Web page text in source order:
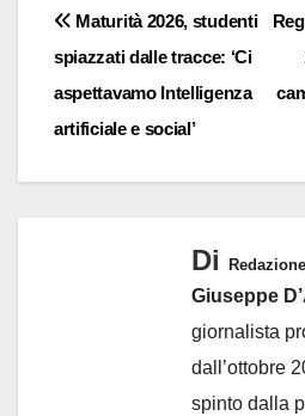
Navigazione
articoli
Maturità 2026, studenti
spiazzati dalle tracce: ‘Ci
aspettavamo Intelligenza
artificiale e social’
Di Redazione
Giuseppe
giornalista
dall’ottobre
spinto dalla